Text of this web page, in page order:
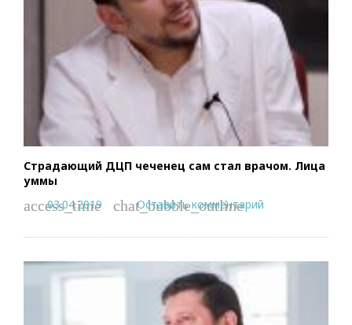
Страдающий ДЦП чеченец сам стал врачом. Лица
уммы
access_time
03.04.2019 chat_bubble_outline
Оставить комментарий